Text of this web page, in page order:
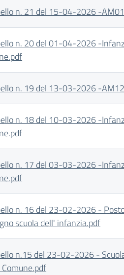
n. 21 del 15-04-2026 -
n. 20 del 01-04-2026 -
n. 19 del 13-03-2026 -
n. 18 del 10-03-2026 -
n. 17 del 03-03-2026 -
n. 16 del 23-02-2026 -
scuola dell' infanzia.pdf
n.15 del 23-02-2026 -